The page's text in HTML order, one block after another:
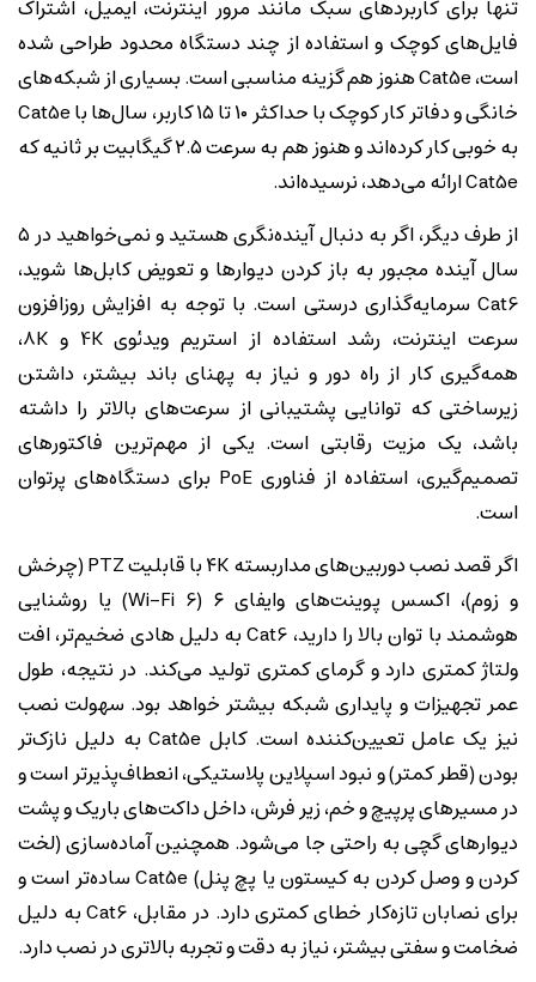
تنها برای کاربردهای سبک مانند مرور اینترنت، ایمیل، اشتراک
فایل‌های کوچک و استفاده از چند دستگاه محدود طراحی شده
است، Cat5e هنوز هم گزینه مناسبی است. بسیاری از شبکه‌های
خانگی و دفاتر کار کوچک با حداکثر ۱۰ تا ۱۵ کاربر، سال‌ها با Cat5e
به خوبی کار کرده‌اند و هنوز هم به سرعت ۲.۵ گیگابیت بر ثانیه که
Cat5e ارائه می‌دهد، نرسیده‌اند.
از طرف دیگر، اگر به دنبال آینده‌نگری هستید و نمی‌خواهید در ۵
سال آینده مجبور به باز کردن دیوارها و تعویض کابل‌ها شوید،
Cat6 سرمایه‌گذاری درستی است. با توجه به افزایش روزافزون
سرعت اینترنت، رشد استفاده از استریم ویدئوی 4K و 8K،
همه‌گیری کار از راه دور و نیاز به پهنای باند بیشتر، داشتن
زیرساختی که توانایی پشتیبانی از سرعت‌های بالاتر را داشته
باشد، یک مزیت رقابتی است. یکی از مهم‌ترین فاکتورهای
تصمیم‌گیری، استفاده از فناوری PoE برای دستگاه‌های پرتوان
است.
اگر قصد نصب دوربین‌های مداربسته ۴K با قابلیت PTZ (چرخش
و زوم)، اکسس پوینت‌های وایفای ۶ (Wi-Fi 6) یا روشنایی
هوشمند با توان بالا را دارید، Cat6 به دلیل هادی ضخیم‌تر، افت
ولتاژ کمتری دارد و گرمای کمتری تولید می‌کند. در نتیجه، طول
عمر تجهیزات و پایداری شبکه بیشتر خواهد بود. سهولت نصب
نیز یک عامل تعیین‌کننده است. کابل Cat5e به دلیل نازک‌تر
بودن (قطر کمتر) و نبود اسپلاین پلاستیکی، انعطاف‌پذیرتر است و
در مسیرهای پرپیچ و خم، زیر فرش، داخل داکت‌های باریک و پشت
دیوارهای گچی به راحتی جا می‌شود. همچنین آماده‌سازی (لخت
کردن و وصل کردن به کیستون یا پچ پنل) Cat5e ساده‌تر است و
برای نصابان تازه‌کار خطای کمتری دارد. در مقابل، Cat6 به دلیل
ضخامت و سفتی بیشتر، نیاز به دقت و تجربه بالاتری در نصب دارد.